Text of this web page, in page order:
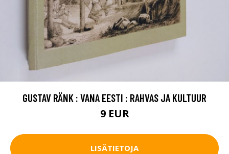
GUSTAV RÄNK : VANA EESTI : RAHVAS JA KULTUUR
9 EUR
LISÄTIETOJA